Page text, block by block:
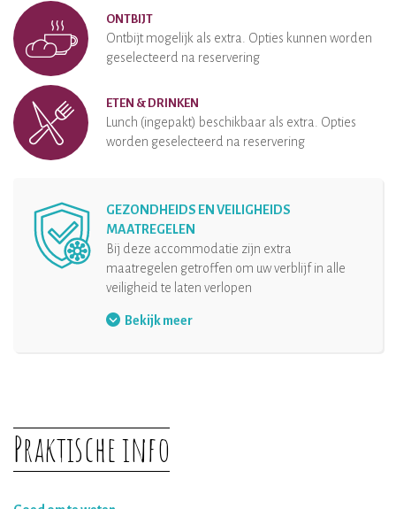
ONTBIJT
Ontbijt mogelijk als extra. Opties kunnen worden
geselecteerd na reservering
ETEN & DRINKEN
Lunch (ingepakt) beschikbaar als extra. Opties
worden geselecteerd na reservering
GEZONDHEIDS EN VEILIGHEIDS
MAATREGELEN
Bij deze accommodatie zijn extra
maatregelen getroffen om uw verblijf in alle
veiligheid te laten verlopen
Mondkapje
Desinfectie van de accommodatie en de
inrichting
Bekijk meer
Praktische info